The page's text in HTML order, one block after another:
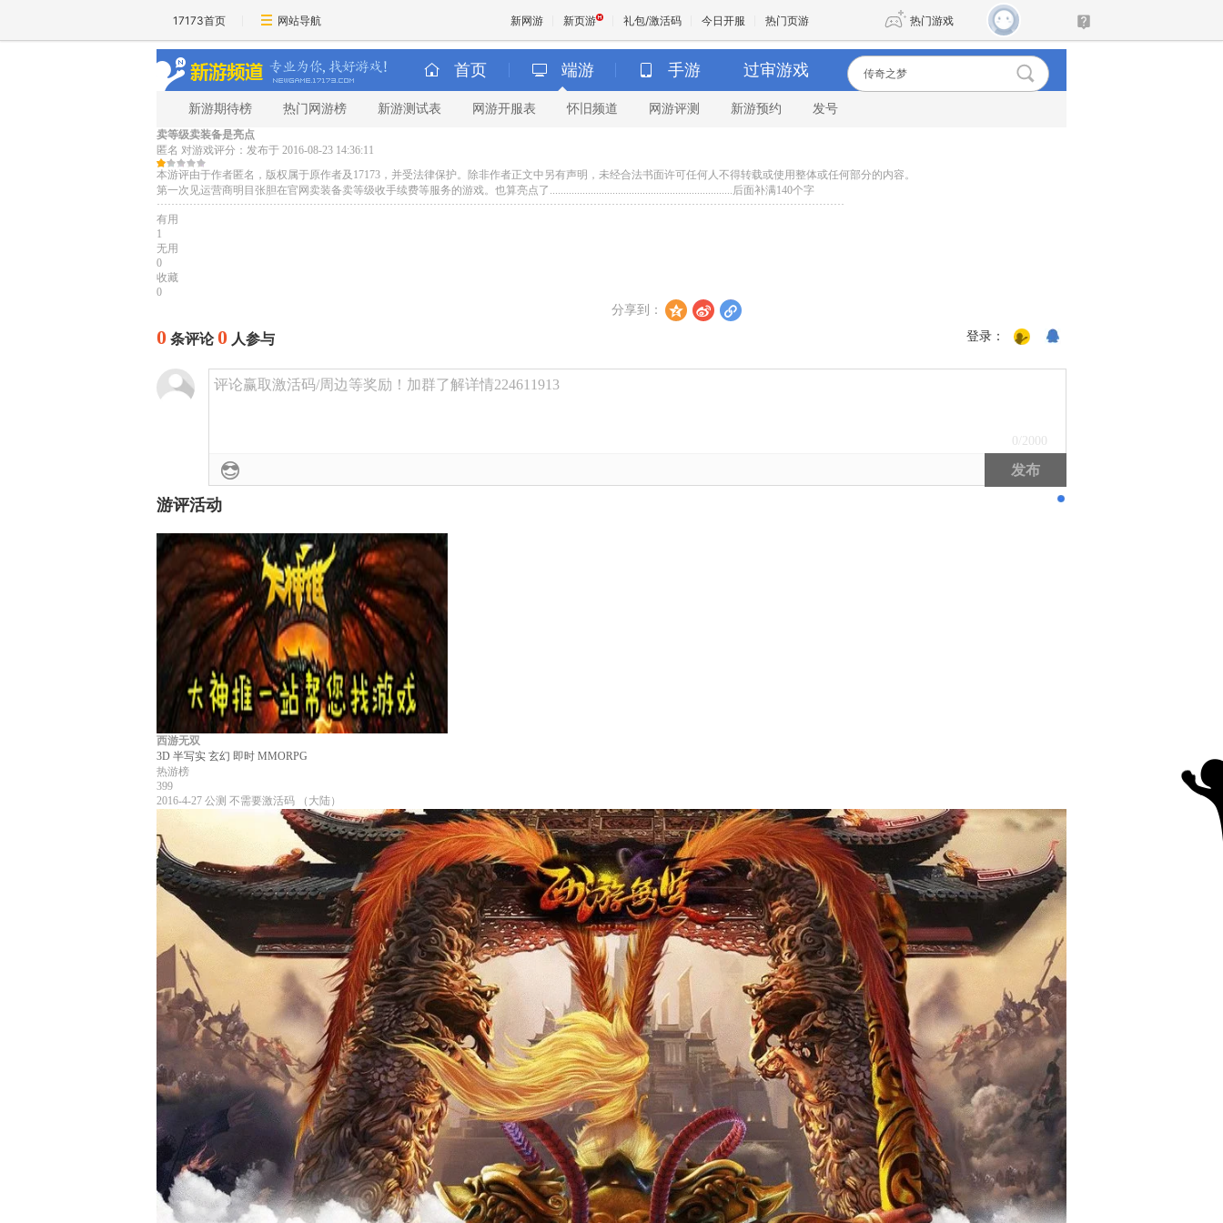
17173首页 网站导航 新网游 新页游 礼包/激活码 今日开服 热门页游 热门游戏
首页 端游 手游 过审游戏
新游期待榜 热门网游榜 新游测试表 网游开服表 怀旧频道 网游评测 新游预约 发号
卖等级卖装备是亮点
匿名 对游戏评分： 发布于 2016-08-23 14:36:11
本游评由于作者匿名，版权属于原作者及17173，并受法律保护。除非作者正文中另有声明，未经合法书面许可任何人不得转载或使用整体或任何部分的内容。
第一次见运营商明目张胆在官网卖装备卖等级收手续费等服务的游戏。也算亮点了...................................................................后面补满140个字
·····························································································································································································
有用
1
无用
0
收藏
0
分享到： z t l
0 条评论0 人参与 登录：
评论赢取激活码/周边等奖励！加群了解详情224611913
0 /2000
发布
游评活动
西游无双
3D 半写实 玄幻 即时 MMORPG
热游榜
399
2016-4-27 公测 不需要激活码 （大陆）